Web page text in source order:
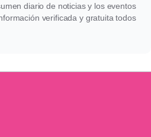
diario de noticias y los eventos
verificada y gratuita todos